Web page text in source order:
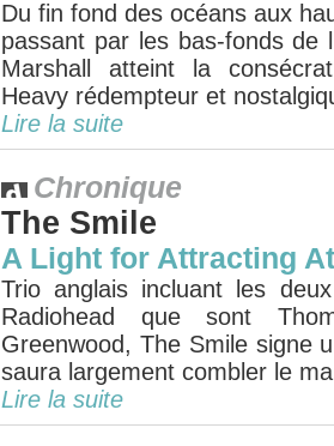
Du fin fond des océans aux
passant par les bas-fonds de
Marshall atteint la
Heavy rédempteur et
Lire la suite
Chronique
The Smile
A Light for Attracting
Trio anglais incluant les
Radiohead que sont
Greenwood, The Smile signe
saura largement combler le
Lire la suite